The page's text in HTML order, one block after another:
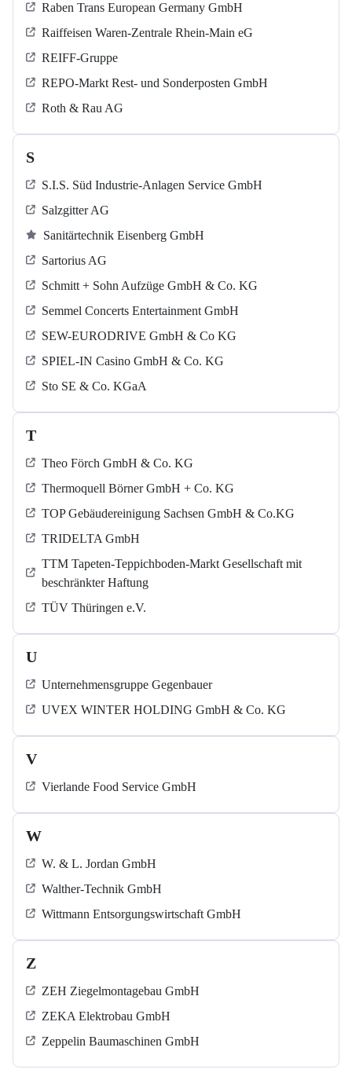
Raben Trans European Germany GmbH
Raiffeisen Waren-Zentrale Rhein-Main eG
REIFF-Gruppe
REPO-Markt Rest- und Sonderposten GmbH
Roth & Rau AG
S
S.I.S. Süd Industrie-Anlagen Service GmbH
Salzgitter AG
Sanitärtechnik Eisenberg GmbH
Sartorius AG
Schmitt + Sohn Aufzüge GmbH & Co. KG
Semmel Concerts Entertainment GmbH
SEW-EURODRIVE GmbH & Co KG
SPIEL-IN Casino GmbH & Co. KG
Sto SE & Co. KGaA
T
Theo Förch GmbH & Co. KG
Thermoquell Börner GmbH + Co. KG
TOP Gebäudereinigung Sachsen GmbH & Co.KG
TRIDELTA GmbH
TTM Tapeten-Teppichboden-Markt Gesellschaft mit
beschränkter Haftung
TÜV Thüringen e.V.
U
Unternehmensgruppe Gegenbauer
UVEX WINTER HOLDING GmbH & Co. KG
V
Vierlande Food Service GmbH
W
W. & L. Jordan GmbH
Walther-Technik GmbH
Wittmann Entsorgungswirtschaft GmbH
Z
ZEH Ziegelmontagebau GmbH
ZEKA Elektrobau GmbH
Zeppelin Baumaschinen GmbH